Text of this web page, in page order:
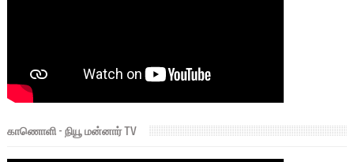
காணொளி - நியூ மன்னார் TV